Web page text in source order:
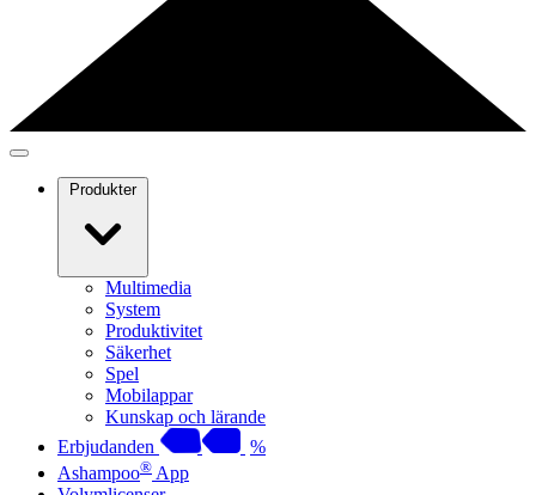
Produkter
Multimedia
System
Produktivitet
Säkerhet
Spel
Mobilappar
Kunskap och lärande
Erbjudanden
%
Ashampoo® App